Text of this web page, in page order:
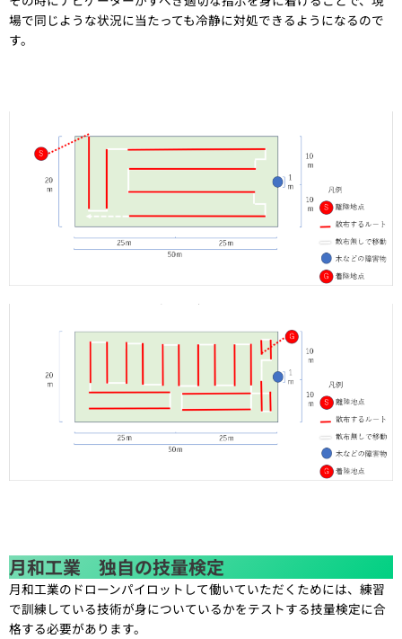
場で同じような状況に当たっても冷静に対処できるようになるので
す。
月和工業 独自の技量検定
月和工業のドローンパイロットして働いていただくためには、練習
で訓練している技術が身についているかをテストする技量検定に合
格する必要があります。